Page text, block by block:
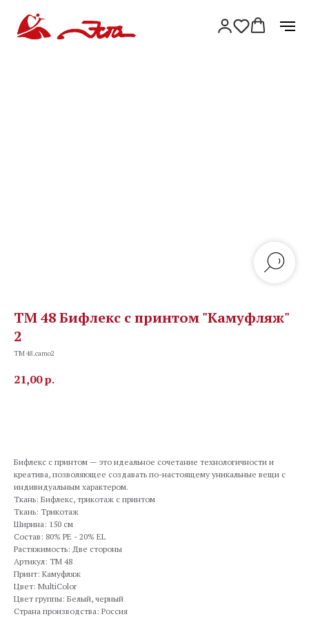
TM 48 Бифлекс с принтом "Камуфляж"
2
TM 48.camo2
21,00р.
Бифлекс с принтом — это идеальное сочетание технологичности и
креатива, позволяющее создавать по-настоящему уникальные вещи с
индивидуальным характером.
Ткань: Бифлекс, трикотаж с принтом
Ткань: Трикотаж
Ширина: 150 см
Состав: 80% PE - 20% EL
Растяжимость: Две стороны
Артикул: TM 48
Принт: Камуфляж
Цвет: MultiColor
Цвет группы: Белый, черный
Страна производства: Россия